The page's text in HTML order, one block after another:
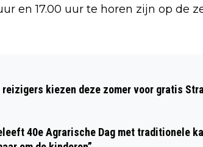
en 17.00 uur te horen zijn op de
NA OVER
TIJDENS
reizigers kiezen deze zomer voor gratis
40e Agrarische Dag met traditionele